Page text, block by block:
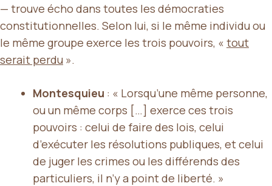
— trouve écho dans toutes les démocraties
constitutionnelles. Selon lui, si le même individu ou
le même groupe exerce les trois pouvoirs, « tout
serait perdu ».
Montesquieu : « Lorsqu’une même personne,
ou un même corps […] exerce ces trois
pouvoirs : celui de faire des lois, celui
d’exécuter les résolutions publiques, et celui
de juger les crimes ou les différends des
particuliers, il n’y a point de liberté. »